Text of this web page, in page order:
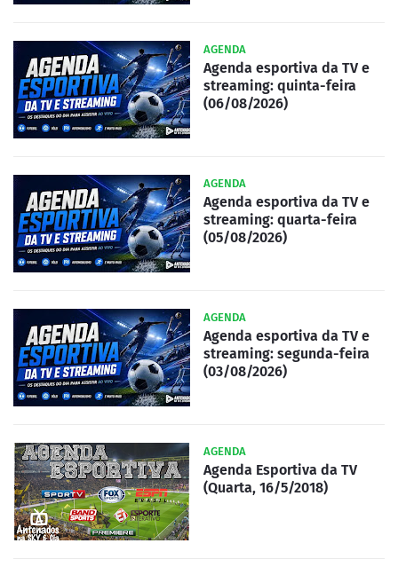
AGENDA
Agenda esportiva da TV e
streaming: quinta-feira
(06/08/2026)
AGENDA
Agenda esportiva da TV e
streaming: quarta-feira
(05/08/2026)
AGENDA
Agenda esportiva da TV e
streaming: segunda-feira
(03/08/2026)
AGENDA
Agenda Esportiva da TV
(Quarta, 16/5/2018)